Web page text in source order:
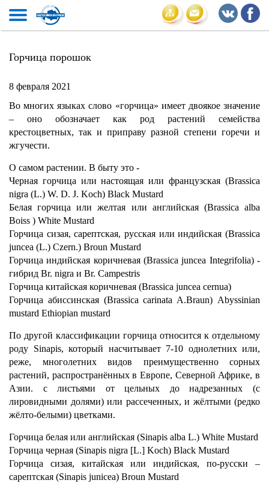
Горчица порошок
8 февраля 2021
Во многих языках слово «горчица» имеет двоякое значение
– оно обозначает как род растений семейства
крестоцветных, так и приправу разной степени горечи и
жгучести.
О самом растении. В быту это -
Черная горчица или настоящая или французская (Brassica
nigra (L.) W. D. J. Koch) Black Mustard
Белая горчица или желтая или английская (Brassica alba
Boiss ) White Mustard
Горчица сизая, сарептская, русская или индийская (Brassica
juncea (L.) Czern.) Broun Mustard
Горчица индийская коричневая (Brassica juncea Integrifolia) -
гибрид Br. nigra и Br. Campestris
Горчица китайская коричневая (Brassica juncea cernua)
Горчица абиссинская (Вrassica carinata A.Braun) Abyssinian
mustard Ethiopian mustard
По другой классификации горчица относится к отдельному
роду Sinapis, который насчитывает 7-10 однолетних или,
реже, многолетних видов преимущественно сорных
растений, распространённых в Европе, Северной Африке, в
Азии. с листьями от цельных до надрезанных (с
лировидными долями) или рассеченных, и жёлтыми (редко
жёлто-белыми) цветками.
Горчица белая или английская (Sinapis alba L.) White Mustard
Горчица черная (Sinapis nigra [L.] Koch) Black Mustard
Горчица сизая, китайская или индийская, по-русски –
сарептская (Sinapis junicea) Broun Mustard